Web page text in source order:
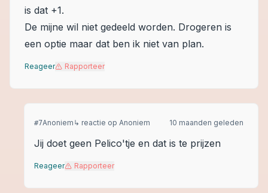
is dat +1.
De mijne wil niet gedeeld worden. Drogeren is
een optie maar dat ben ik niet van plan.
Reageer Rapporteer
#7Anoniem ↳ reactie op Anoniem 10 maanden geleden
Jij doet geen Pelico'tje en dat is te prijzen
Reageer Rapporteer